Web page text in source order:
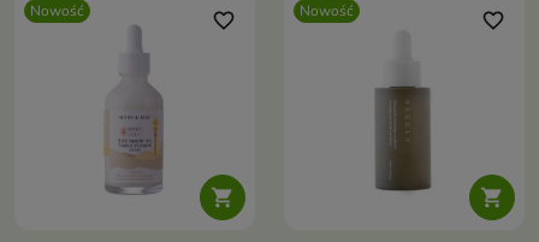
ekstraktem z korzenia Coptis
Nowość

favorite_border Nowość

favorite_border